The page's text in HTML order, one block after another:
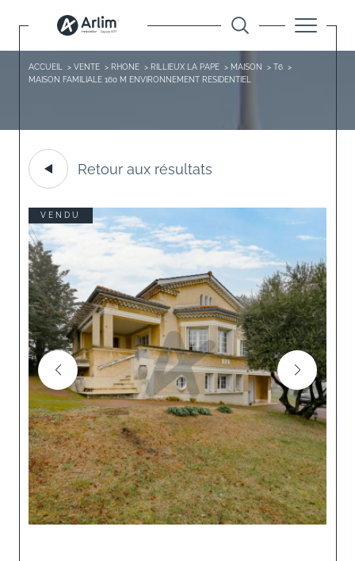
ACCUEIL VENTE RHONE RILLIEUX LA PAPE MAISON
T6
MAISON FAMILIALE 160 M ENVIRONNEMENT RESIDENTIEL
Retour aux résultats
VENDU